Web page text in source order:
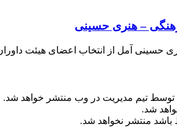
– هنری حسینی
آمل از انتخاب اعضای هیئت
توسط تیم مدیریت در وب منتشر خواهد شد.
شد.
باشد منتشر نخواهد شد.